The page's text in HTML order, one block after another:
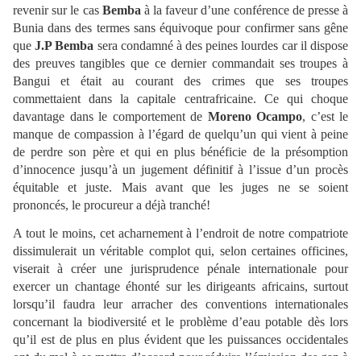
revenir sur le cas Bemba à la faveur d’une conférence de presse à
Bunia dans des termes sans équivoque pour confirmer sans gêne
queJ.P Bemba sera condamné à des peines lourdes car il dispose
des preuves tangibles que ce dernier commandait ses troupes à
Bangui et était au courant des crimes que ses troupes
commettaient dans la capitale centrafricaine. Ce qui choque
davantage dans le comportement de Moreno Ocampo, c’est le
manque de compassion à l’égard de quelqu’un qui vient à peine
de perdre son père et qui en plus bénéficie de la présomption
d’innocence jusqu’à un jugement définitif à l’issue d’un procès
équitable et juste. Mais avant que les juges ne se soient
prononcés, le procureur a déjà tranché!
A tout le moins, cet acharnement à l’endroit de notre compatriote
dissimulerait un véritable complot qui, selon certaines officines,
viserait à créer une jurisprudence pénale internationale pour
exercer un chantage éhonté sur les dirigeants africains, surtout
lorsqu’il faudra leur arracher des conventions internationales
concernant la biodiversité et le problème d’eau potable dès lors
qu’il est de plus en plus évident que les puissances occidentales